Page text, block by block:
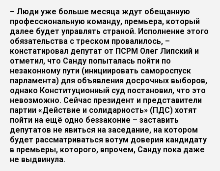
– Люди уже больше месяца ждут обещанную
профессиональную команду, премьера, который
далее будет управлять страной. Исполнение этого
обязательства с треском провалилось, –
констатировал депутат от ПСРМ Олег Липский и
отметил, что Санду попыталась пойти по
незаконному пути (инициировать самороспуск
парламента) для объявления досрочных выборов,
однако Конституционный суд постановил, что это
невозможно. Сейчас президент и представители
партии «Действие и солидарность» (ПДС) хотят
пойти на ещё одно беззаконие – заставить
депутатов не явиться на заседание, на котором
будет рассматриваться вотум доверия кандидату
в премьеры, которого, впрочем, Санду пока даже
не выдвинула.